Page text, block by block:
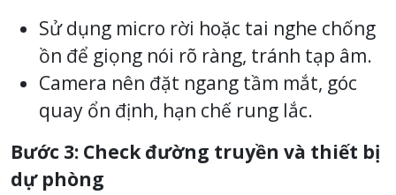
Sử dụng micro rời hoặc tai nghe chống
ồn để giọng nói rõ ràng, tránh tạp âm.
Camera nên đặt ngang tầm mắt, góc
quay ổn định, hạn chế rung lắc.
Bước 3: Check đường truyền và thiết bị
dự phòng